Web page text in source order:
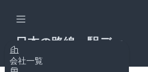
会社一覧
日本の路線・駅デー